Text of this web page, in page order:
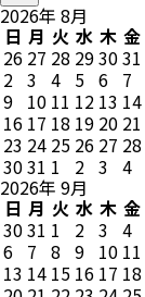
2026年 8月
日 月 火 水 木 金
26 27 28 293031
2 3 4 5 6 7
9 10 11 12 13 14
16 17 18 19 20 21
23 24 25 26 27 28
3031 1 2 3 4
2026年 9月
日 月 火 水 木 金
3031 1 2 3 4
6 7 8 9 10 11
13 14 15 16 17 18